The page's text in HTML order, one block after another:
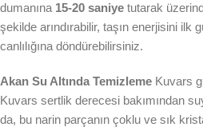
dumanına 15-20 saniye tutarak
şekilde arındırabilir, taşın enerjisini ilk
canlılığına döndürebilirsiniz.
Akan Su Altında Temizleme Kuvars
Kuvars sertlik derecesi bakımından
da, bu narin parçanın çoklu ve sık